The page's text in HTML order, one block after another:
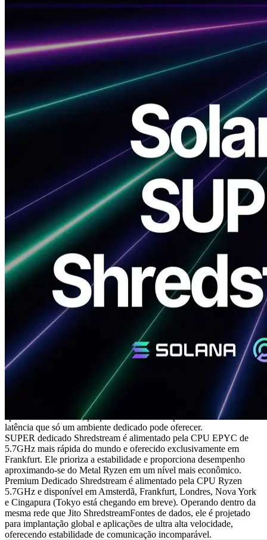
ELSOUL LABO B.V. (Sede: Amsterdã, Países Baixos, CEO:
Fumitake Kawasaki) e Validators DAO anunciar o lançamento
oficial de ERPCNovos produtos: SUPER dedicado Shredstream e
Premium Dedicado Shredstream.
Ao combinar a CPU de 5.7GHz mais rápida do mundo com uma
rede de distância zero, ERPC fornece o mais alto nível de
infraestrutura de streaming para ambientes de produção Solana.
O SUPER está disponível exclusivamente em Frankfurt, enquanto o
Premium é implantado em todas as principais regiões, incluindo
Amsterdã, Frankfurt, Londres, Nova York e Singapura, com uma
região de Tóquio em preparação.
Agradecemos sinceramente pelo seu apoio contínuo.
Visão geral do produto e posicionamento
SUPER dedicado/Premium Shredstream proporciona melhorias
significativas de desempenho em comparação com VPS- baseado
dedicado Shredstream soluções. Ambos utilizam a velocidade de
clock da CPU de 5.7GHz mais rápida no mercado, juntamente com
uma rede de distância zero, garantindo a velocidade e estabilidade
essenciais para a negociação de alta frequência na Solana.
Em um teste de carga de trabalho de negociação Solana, geral VPS
ambientes registrados em torno de 2,6ms de latência de
processamento, enquanto SUPER VPS alcançou 0,9ms, resultando
em uma melhoria de desempenho de 3x. Esta vantagem também se
aplica a Shredstream, proporcionando desempenho estável de baixa
latência que só um ambiente dedicado pode oferecer.
SUPER dedicado Shredstream é alimentado pela CPU EPYC de
5.7GHz mais rápida do mundo e oferecido exclusivamente em
Frankfurt. Ele prioriza a estabilidade e proporciona desempenho
aproximando-se do Metal Ryzen em um nível mais econômico.
Premium Dedicado Shredstream é alimentado pela CPU Ryzen
5.7GHz e disponível em Amsterdã, Frankfurt, Londres, Nova York
e Cingapura (Tokyo está chegando em breve). Operando dentro da
mesma rede que Jito ShredstreamFontes de dados, ele é projetado
para implantação global e aplicações de ultra alta velocidade,
oferecendo estabilidade de comunicação incomparável.